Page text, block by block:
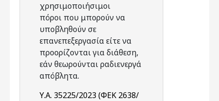
χρησιμοποιήσιμοι
πόροι που μπορούν να
υποβληθούν σε
επανεπεξεργασία είτε να
προορίζονται για διάθεση,
εάν θεωρούνται ραδιενεργά
απόβλητα.
Υ.Α. 35225/2023 (ΦΕΚ 2638/